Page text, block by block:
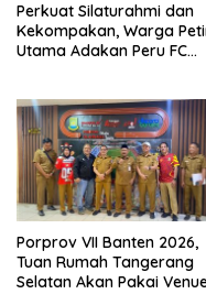
Perkuat Silaturahmi dan
Kekompakan, Warga
Utama Adakan Peru FC
Porprov VII Banten 2026,
Tuan Rumah Tangerang
Selatan Akan Pakai